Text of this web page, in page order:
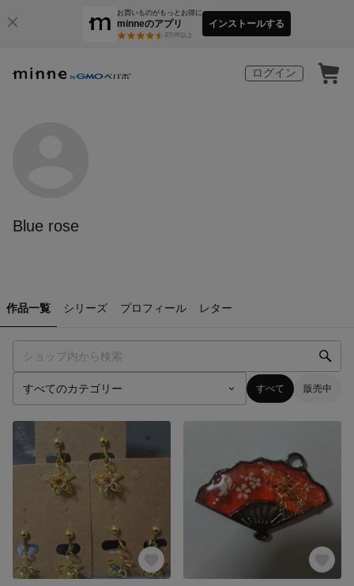
お買いものがもっとお得に
minneのアプリ
3万件以上
インストールする
ログイン
Blue rose
作品一覧 シリーズ プロフィール レター
すべて 販売中